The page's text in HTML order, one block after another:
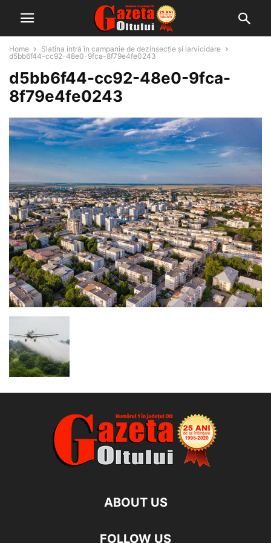
Home
Slatina intră în campanie de dezinsecție și larvicidare
d5bb6f44-cc92-48e0-9fca-8f79e4fe0243
d5bb6f44-cc92-48e0-9fca-
8f79e4fe0243
ABOUT US
FOLLOW US